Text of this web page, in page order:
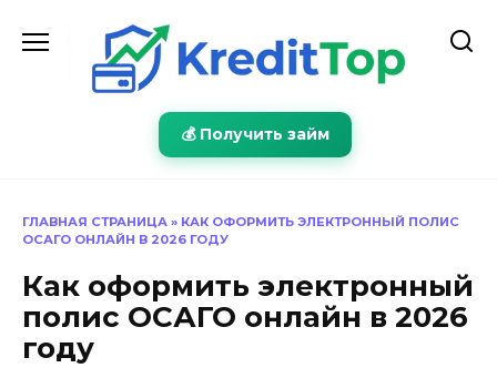
содержанию
💰 Получить займ
ГЛАВНАЯ СТРАНИЦА » КАК ОФОРМИТЬ ЭЛЕКТРОННЫЙ ПОЛИС
ОСАГО ОНЛАЙН В 2026 ГОДУ
Как оформить электронный
полис ОСАГО онлайн в 2026
году